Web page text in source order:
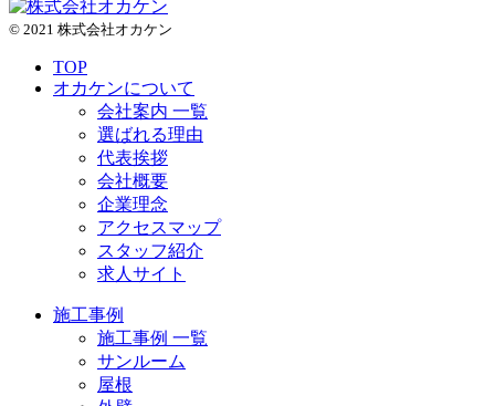
© 2021 株式会社オカケン
TOP
オカケンについて
会社案内 一覧
選ばれる理由
代表挨拶
会社概要
企業理念
アクセスマップ
スタッフ紹介
求人サイト
施工事例
施工事例 一覧
サンルーム
屋根